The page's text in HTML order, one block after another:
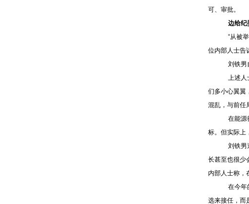
可、审批。
边给纪
“从被举
位内部人士告
刘铁男
上述人
们多小心翼翼
混乱，与前任
在能源
标。但实际上
刘铁男
长甚至也很少
内部人士称，
在今年
选来接任，而